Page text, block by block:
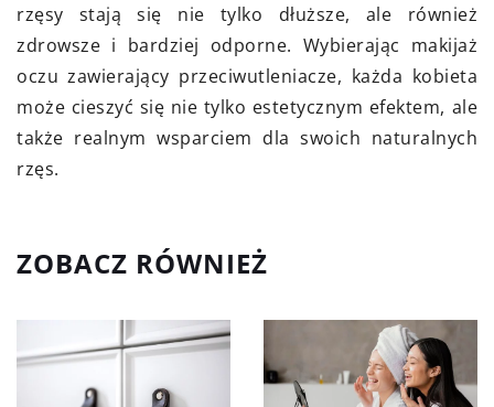
rzęsy stają się nie tylko dłuższe, ale również
zdrowsze i bardziej odporne. Wybierając makijaż
oczu zawierający przeciwutleniacze, każda kobieta
może cieszyć się nie tylko estetycznym efektem, ale
także realnym wsparciem dla swoich naturalnych
rzęs.
ZOBACZ RÓWNIEŻ